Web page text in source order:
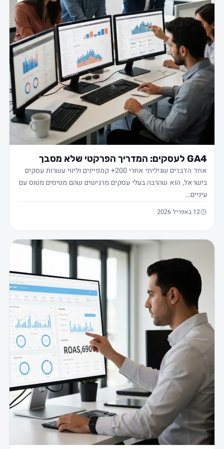
GA4 לעסקים: המדריך הפרקטי שלא מסבך
אחד הדברים שגיליתי אחרי 200+ קמפיינים וליווי עשרות עסקים
בישראל, הוא שהרבה בעלי עסקים מרגישים שהם מטיסים מטוס עם
עיניים…
12 באפריל 2026